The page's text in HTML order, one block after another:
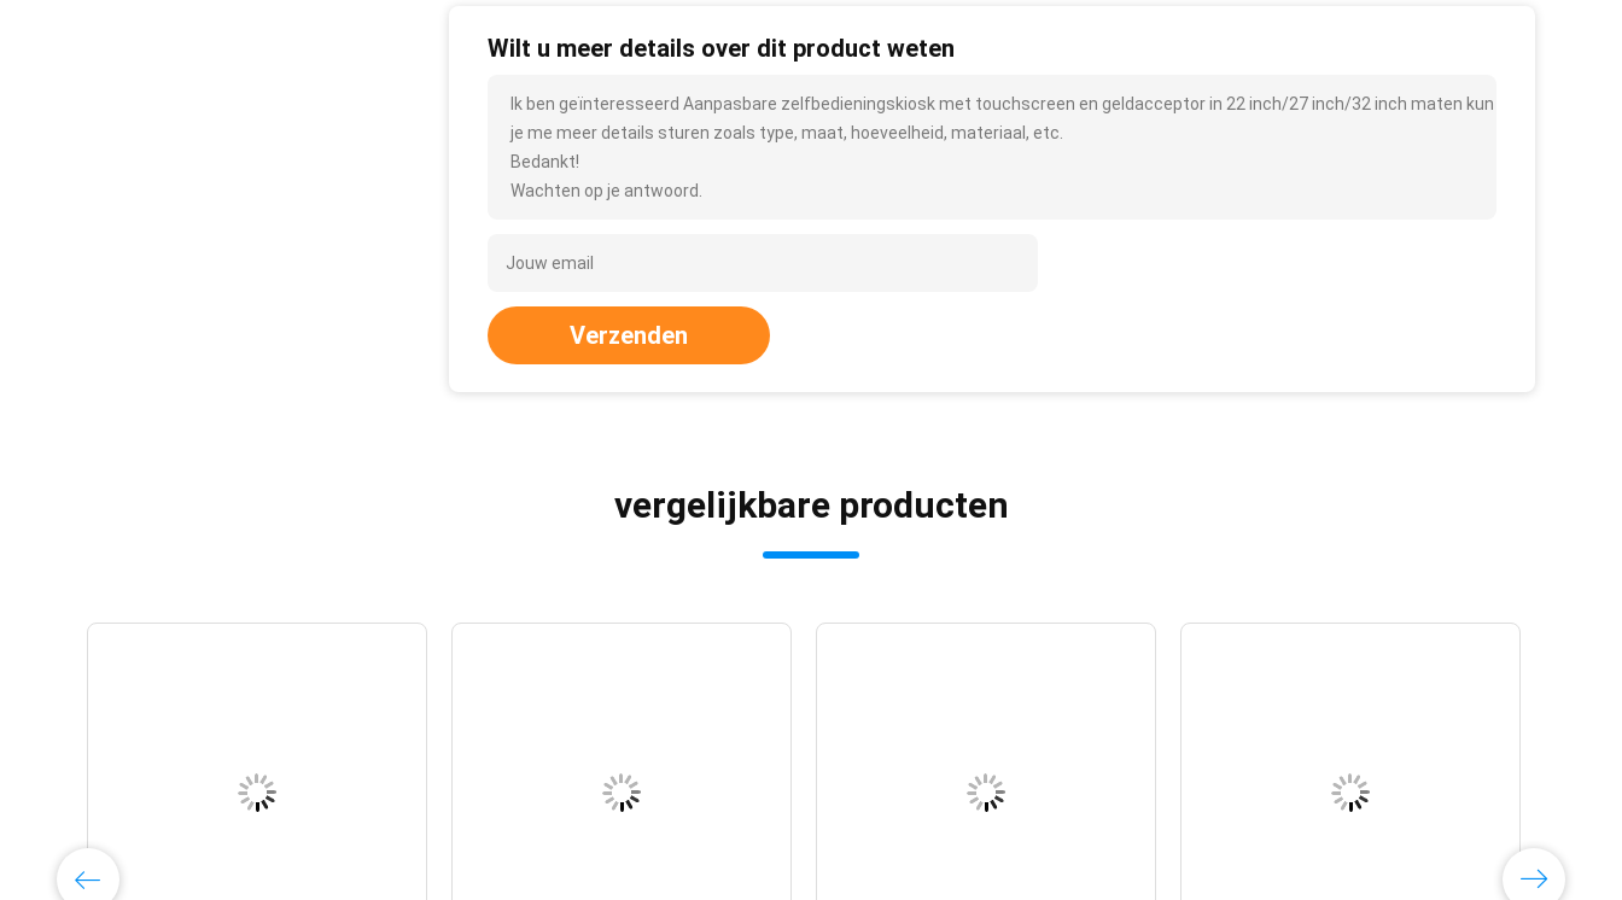
Wilt u meer details over dit product weten
Ik ben geïnteresseerd Aanpasbare zelfbedieningskiosk met touchscreen en geldacceptor in 22 inch/27 inch/32 inch maten kun
je me meer details sturen zoals type, maat, hoeveelheid, materiaal, etc.
Bedankt!
Wachten op je antwoord.
Verzenden
vergelijkbare producten